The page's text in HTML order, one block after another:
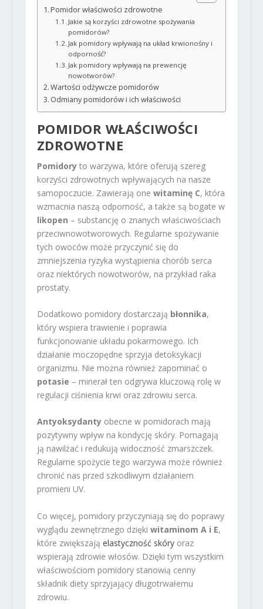
Pomidor właściwości zdrowotne
Jakie są korzyści zdrowotne spożywania
pomidorów?
Jak pomidory wpływają na układ krwionośny i
odporność?
Jak pomidory wpływają na prewencję
nowotworów?
Wartości odżywcze pomidorów
Odmiany pomidorów i ich właściwości
POMIDOR WŁAŚCIWOŚCI
ZDROWOTNE
Pomidoryto warzywa, które oferują szereg
korzyści zdrowotnych wpływających na nasze
samopoczucie. Zawierają one witaminę C, która
wzmacnia naszą odporność, a także są bogate w
likopen – substancję o znanych właściwościach
przeciwnowotworowych. Regularne spożywanie
tych owoców może przyczynić się do
zmniejszenia ryzyka wystąpienia chorób serca
oraz niektórych nowotworów, na przykład raka
prostaty.
Dodatkowo pomidory dostarczają błonnika,
który wspiera trawienie i poprawia
funkcjonowanie układu pokarmowego. Ich
działanie moczopędne sprzyja detoksykacji
organizmu. Nie można również zapominać o
potasie – minerał ten odgrywa kluczową rolę w
regulacji ciśnienia krwi oraz zdrowiu serca.
Antyoksydantyobecne w pomidorach mają
pozytywny wpływ na kondycję skóry. Pomagają
ją nawilżać i redukują widoczność zmarszczek.
Regularne spożycie tego warzywa może również
chronić nas przed szkodliwym działaniem
promieni UV.
Co więcej, pomidory przyczyniają się do poprawy
wyglądu zewnętrznego dzięki witaminom A i E,
które zwiększają elastyczność skóryoraz
wspierają zdrowie włosów. Dzięki tym wszystkim
właściwościom pomidory stanowią cenny
składnik diety sprzyjający długotrwałemu
zdrowiu.